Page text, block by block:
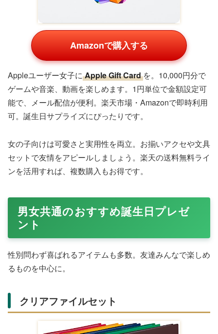
手入れ好き女子にハンドクリーム3本セットを。保湿成
分配合でうるおいを与え、フルーティーな香りが人気。楽
天市場の楽天1位商品は個包装でプチギフト向き。
Amazonでは400円台のお手頃価格で、誕生日のお礼やホ
ワイトデーに。箱入りでラッピング映えします。
ベルト
Amazonで購入する
ファッションアクセントにベルトを。制服のスカートや